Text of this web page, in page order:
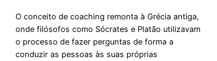
O conceito de coaching remonta à Grécia antiga,
onde filósofos como Sócrates e Platão utilizavam
o processo de fazer perguntas de forma a
conduzir as pessoas às suas próprias